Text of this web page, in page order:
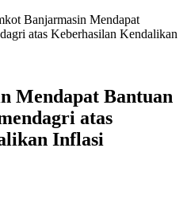
Banjarmasin Mendapat
atas Keberhasilan Kendalikan
Mendapat Bantuan
atas
Inflasi